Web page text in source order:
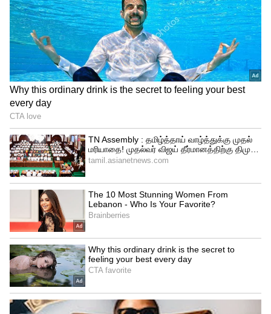
ஒளிபரப்பாளர் ரவிசாஸ்திரி, நியூசிலாந்து
அணியின் கேப்டன் டாம் லாதம் ஆகியோர்
இருந்தனர் என்பது குறிப்பிடத்தக்கது. இதே
போன்று இதற்கு முன்னதாக கடந்த 1981 ஆம்
ஆண்டு பாகிஸ்தானைச் சேர்ந்த முகமது
ஜாவெட் மியன்டாட் டாஸ் வென்ற பிறகு
எனக்கு தெரியாது, நான் உள்ளே
செல்கிறேன் அதன் பிறகு உங்களுக்கு
தெரிவிக்கிறேன் என்று கூறியிருந்தார்
என்பது குறிப்பிடத்தக்கது.